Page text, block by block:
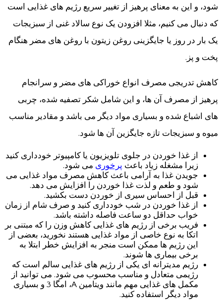
شود، و این به معنای پرهیز از تغییر سریع رژیم های غذایی است
که دنبال می کنیم، مثلا افزودن یک نوع سالاد غنی از سبزیجات
یک بار در روز یا جایگزینی روغن زیتون با روغن های مضر هنگام
پخت و پز.
کاهش تدریجی مصرف انواع خوراکی های مضر و سرانجام
پرهیز از مصرف آن ها، و این شامل شکر تصفیه شده، چربی
های اشباع شده و بسیاری مواد دیگر می باشد و مقادیر مناسب
میوه و سبزیجات تازه جایگزین آن ها شود.
از غذا خوردن در جلوی تلویزیون یا کامپیوتر خودداری کنید
زیرا مشغله زیاد باعث پرخوری می شود.
جویدن غذا به آرامی باعث کاهش مصرف مواد غذایی می
شود و طعم و لذت غذا خوردن را افزایش می دهد.
قبل از احساس سیری از خوردن دست بکشید.
از غذا خوردن در شب خودداری کنید و صرف شام از زمان
خواب حداقل دو ساعت فاصله داشته باشد.
فریب برخی از رژیم های غذایی کاهش وزن را که مبتنی بر
اتکا به نوع خاصی از مواد غذایی هستند نخورید، بعضی از
این رژیم ها ممکن است منجر به افزایش خطر ابتلا به
برخی بیماری ها شوند.
رژیم مدیترانه ای یکی از رژیم های غذایی سالم است که
رژیمی متعادل و مناسب محسوب می شود. می توانید از
مکمل های غذایی مهم مانند ویتامین A، امگا 3 و بسیاری
مواد دیگر استفاده کنید.